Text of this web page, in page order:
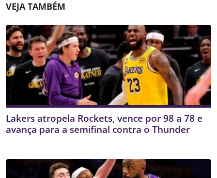
VEJA TAMBÉM
Lakers atropela Rockets, vence por 98 a 78 e
avança para a semifinal contra o Thunder